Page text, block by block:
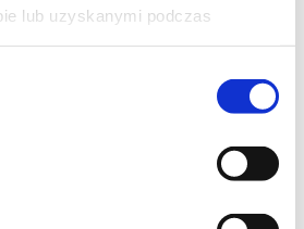
lub uzyskanymi podczas
SIĘ U PRADY 2
Anne Hathaway, Emily Blunt i Stanley
modą ulice Nowego Jorku i do
Runway w filmie „Diabeł ubiera się u
odpowiada David Frankel, scenariusz